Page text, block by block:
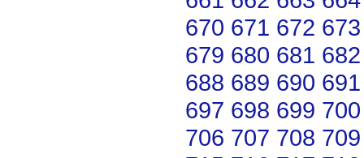
670 671 672 673
679 680 681 682
688 689 690 691
697 698 699 700
706 707 708 709